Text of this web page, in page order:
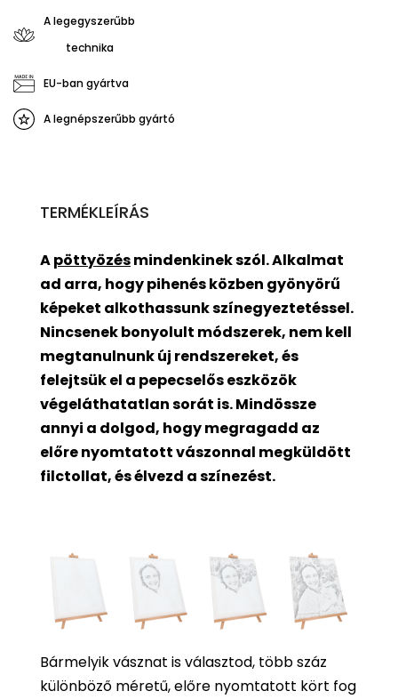
A legegyszerűbb
technika
EU-ban gyártva
A legnépszerűbb gyártó
TERMÉKLEÍRÁS
Apöttyözésmindenkinek szól. Alkalmat
ad arra, hogy pihenés közben gyönyörű
képeket alkothassunk színegyeztetéssel.
Nincsenek bonyolult módszerek, nem kell
megtanulnunk új rendszereket, és
felejtsük el a pepecselős eszközök
végeláthatatlan sorát is. Mindössze
annyi a dolgod, hogy megragadd az
előre nyomtatott vászonnal megküldött
filctollat, és élvezd a színezést.
Bármelyik vásznat is választod, több száz
különböző méretű, előre nyomtatott kört fog